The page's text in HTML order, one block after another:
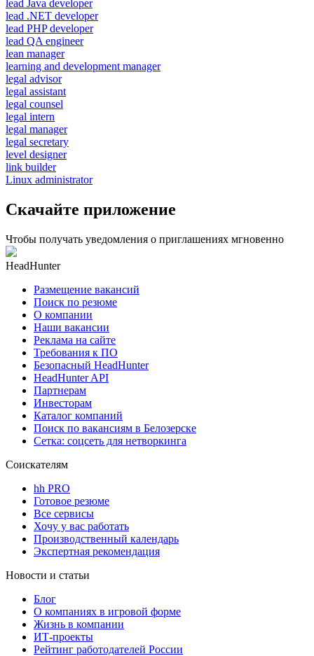
lead Java developer
lead .NET developer
lead PHP developer
lead QA engineer
lean manager
learning and development manager
legal advisor
legal assistant
legal counsel
legal intern
legal manager
legal secretary
level designer
link builder
Linux administrator
Скачайте приложение
Чтобы получать уведомления о приглашениях мгновенно
HeadHunter
Размещение вакансий
Поиск по резюме
О компании
Наши вакансии
Реклама на сайте
Требования к ПО
Безопасный HeadHunter
HeadHunter API
Партнерам
Инвесторам
Каталог компаний
Поиск по вакансиям в Белозерске
Сетка: соцсеть для нетворкинга
Соискателям
hh PRO
Готовое резюме
Все сервисы
Хочу у вас работать
Производственный календарь
Экспертная рекомендация
Новости и статьи
Блог
О компаниях в игровой форме
Жизнь в компании
ИТ-проекты
Рейтинг работодателей России